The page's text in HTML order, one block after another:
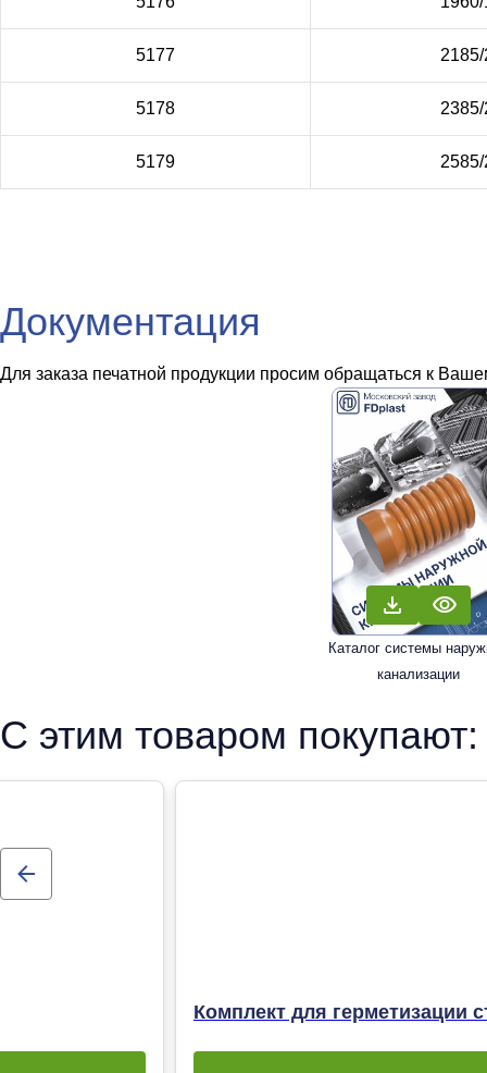
5177
5178
5179
Документация
Для заказа печатной продукции просим обращаться к
Каталог системы
канализации
С этим товаром покупают:
Комплект для герметизации